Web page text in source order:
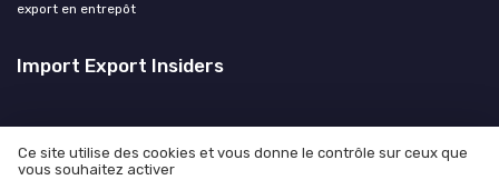
export en entrepôt
Import Export Insiders
Ce site utilise des cookies et vous donne le contrôle sur ceux que
vous souhaitez activer